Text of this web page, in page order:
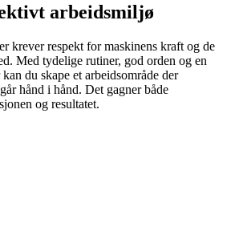
arbeidsmiljø
krever respekt for maskinens kraft og de
Med tydelige rutiner, god orden og en
du skape et arbeidsområde der
hånd i hånd. Det gagner både
og resultatet.